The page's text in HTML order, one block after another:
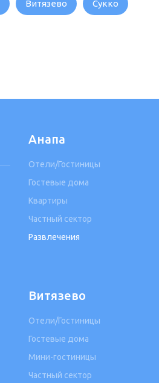
Витязево Сукко
Анапа
Отели/Гостиницы
Гостевые дома
Квартиры
Частный сектор
Развлечения
Витязево
Отели/Гостиницы
Гостевые дома
Мини-гостиницы
Частный сектор